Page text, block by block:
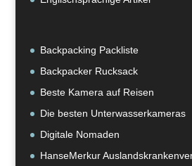
Backpacking Packliste
Backpacker Rucksack
Beste Kamera auf Reisen
Die besten Unterwasserkameras
Digitale Nomaden
HanseMerkur